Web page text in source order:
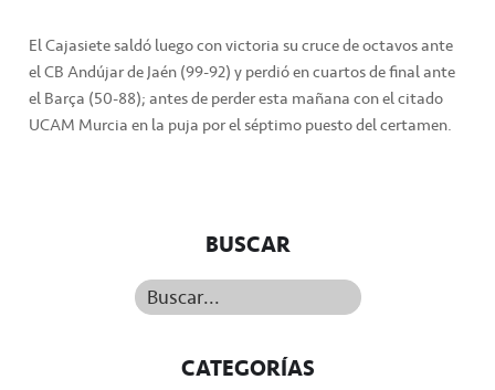
El Cajasiete saldó luego con victoria su cruce de octavos ante
el CB Andújar de Jaén (99-92) y perdió en cuartos de final ante
el Barça (50-88); antes de perder esta mañana con el citado
UCAM Murcia en la puja por el séptimo puesto del certamen.
BUSCAR
Buscar...
CATEGORÍAS